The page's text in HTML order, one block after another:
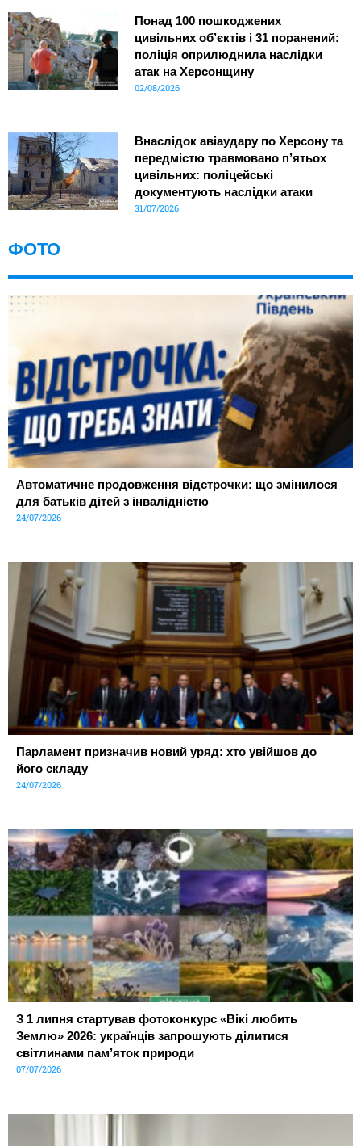
Понад 100 пошкоджених
цивільних об’єктів і 31 поранений:
поліція оприлюднила наслідки
атак на Херсонщину
02/08/2026
Внаслідок авіаудару по Херсону та
передмістю травмовано п’ятьох
цивільних: поліцейські
документують наслідки атаки
31/07/2026
ФОТО
Автоматичне продовження відстрочки: що змінилося
для батьків дітей з інвалідністю
24/07/2026
Парламент призначив новий уряд: хто увійшов до
його складу
24/07/2026
З 1 липня стартував фотоконкурс «Вікі любить
Землю» 2026: українців запрошують ділитися
світлинами пам’яток природи
07/07/2026